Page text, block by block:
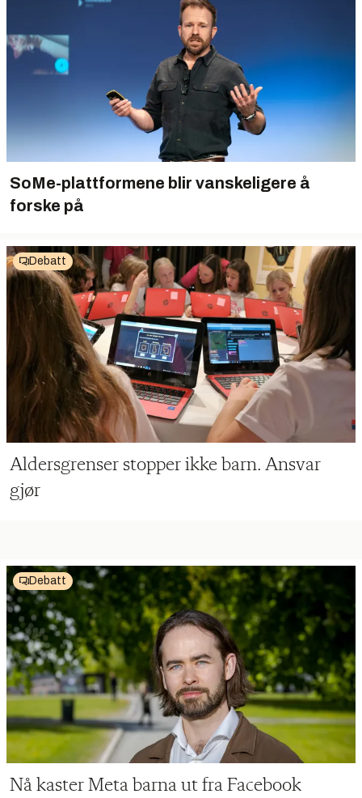
SoMe-plattformene blir vanskeligere å
forske på
Debatt
Aldersgrenser stopper ikke barn. Ansvar
gjør
Debatt
Nå kaster Meta barna ut fra Facebook